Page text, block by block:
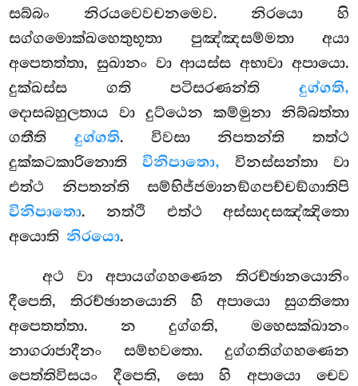
සබ්බං නිරයවෙවචනමෙව. නිරයො හි
සග්ගමොක්ඛහෙතුභූතා පුඤ්ඤසම්මතා අයා
අපෙතත්තා, සුඛානං වා ආයස්ස අභාවා අපායො.
දුක්ඛස්ස ගති පටිසරණන්ති දුග්ගති,
දොසබහුලතාය වා දුට්ඨෙන කම්මුනා නිබ්බත්තා
ගතීති දුග්ගති. විවසා නිපතන්ති තත්ථ
දුක්කටකාරිනොතිවිනිපාතො, විනස්සන්තා වා
එත්ථ නිපතන්ති සම්භිජ්ජමානඞ්ගපච්චඞ්ගාතිපි
විනිපාතො. නත්ථි එත්ථ අස්සාදසඤ්ඤිතො
අයොතිනිරයො.
අථ වා අපායග්ගහණෙන තිරච්ඡානයොනිං
දීපෙති, තිරච්ඡානයොනි හි අපායො සුගතිතො
අපෙතත්තා. න දුග්ගති, මහෙසක්ඛානං
නාගරාජාදීනං සම්භවතො. දුග්ගතිග්ගහණෙන
පෙත්තිවිසයං දීපෙති, සො හි අපායො චෙව